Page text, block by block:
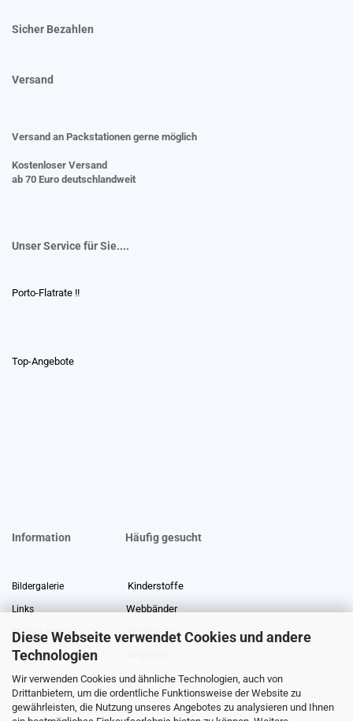
Diese Webseite verwendet Cookies und andere
Technologien
Wir verwenden Cookies und ähnliche Technologien, auch von
Drittanbietern, um die ordentliche Funktionsweise der Website zu
gewährleisten, die Nutzung unseres Angebotes zu analysieren und Ihnen
Sicher Bezahlen
Versand
Versand an Packstationen gerne möglich
Kostenloser Versand
ab 70 Euro deutschlandweit
Unser Service für Sie....
Porto-Flatrate !!
Top-Angebote
Information Häufig gesucht
Bildergalerie Kinderstoffe
Links Webbänder
Stoffe Lexikon Stoffreste
Über uns
Gewerberabatt Meterware
Stoffe auf Rechnung